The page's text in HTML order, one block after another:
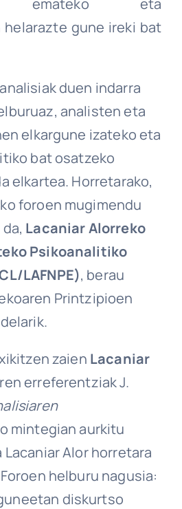
emateko eta
helarazte gune ireki bat
duen indarra
analisten eta
elkargune izateko eta
bat osatzeko
elkartea. Horretarako,
foroen mugimendu
Lacaniar Alorreko
Psikoanalitiko
LAFNPE), berau
Printzipioen
zaien Lacaniar
erreferentziak J.
mintegian aurkitu
Alor horretara
helburu nagusia:
diskurtso